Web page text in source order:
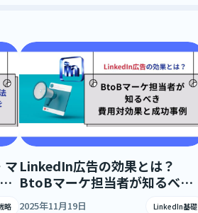
マ
略
LinkedIn広告の効果とは？
BtoBマーケ担当者が知るべき
費用対効果と成功事例
2025年11月19日 LinkedIn基礎